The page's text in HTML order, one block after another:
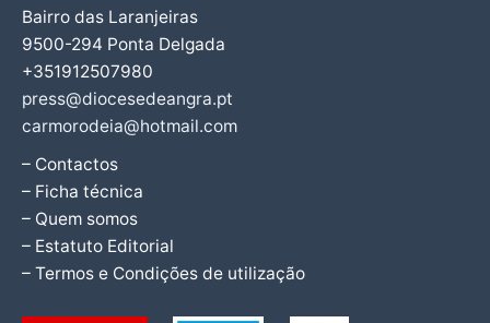
Bairro das Laranjeiras
9500-294 Ponta Delgada
+351912507980
press@diocesedeangra.pt
carmorodeia@hotmail.com
– Contactos
– Ficha técnica
– Quem somos
– Estatuto Editorial
– Termos e Condições de utilização